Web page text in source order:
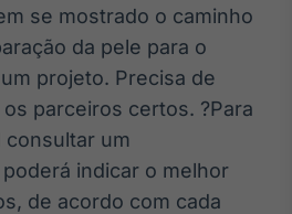
dados
Broadcast
Ticker
Cotações e
headlines de
se mostrado o caminho
da pele para o
projeto. Precisa de
parceiros certos. ?Para
consultar um
indicar o melhor
de acordo com cada